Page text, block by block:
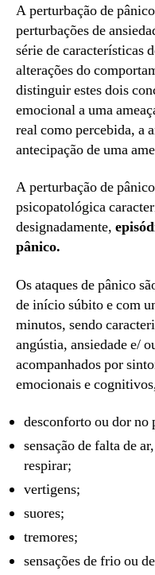
A perturbação de
perturbações de
série de características
alterações do
distinguir estes dois
emocional a uma
real como percebida, a
antecipação de uma
A perturbação de
psicopatológica
designadamente,
pânico.
Os ataques de pânico
de início súbito e com
minutos, sendo
angústia, ansiedade e/
acompanhados por
emocionais e
desconforto ou dor no
sensação de falta de
respirar;
vertigens;
suores;
tremores;
sensações de frio ou